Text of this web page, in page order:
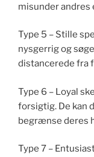
misunder andres
Type 5 – Stille
nysgerrig og
distancerede fra
Type 6 – Loyal
forsigtig. De kan
begrænse deres
Type 7 –